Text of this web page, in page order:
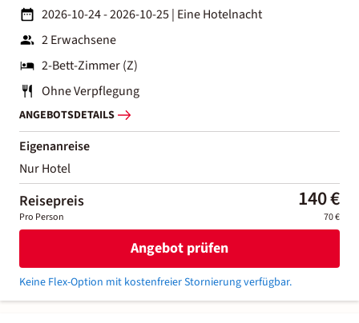
2026-10-24 - 2026-10-25| Eine Hotelnacht
2 Erwachsene
2-Bett-Zimmer (Z)
Ohne Verpflegung
ANGEBOTSDETAILS
Eigenanreise
Nur Hotel
Reisepreis 140 €
Pro Person 70 €
Angebot prüfen
Keine Flex-Option mit kostenfreier Stornierung verfügbar.